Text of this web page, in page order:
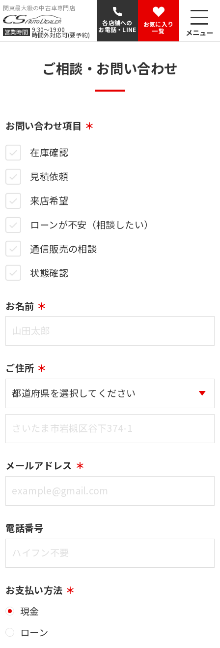
関東最大級の中古車専門店
営業時間 9:30〜19:00
時間外対応可(要予約)
各店舗への
お電話・LINE
お気に入り
一覧
メニュー
ご相談・お問い合わせ
お問い合わせ項目
在庫確認
見積依頼
来店希望
ローンが不安（相談したい）
通信販売の相談
状態確認
お名前
ご住所
メールアドレス
電話番号
お支払い方法
現金
ローン